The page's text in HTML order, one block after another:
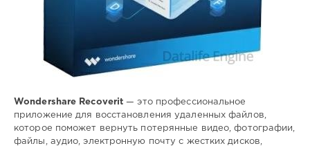
Wondershare Recoverit — это профессиональное
приложение для восстановления удаленных файлов,
которое поможет вернуть потерянные видео, фотографии,
файлы, аудио, электронную почту с жестких дисков,